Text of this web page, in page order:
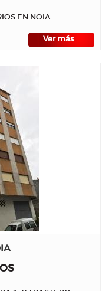
EN NOIA
Ver más